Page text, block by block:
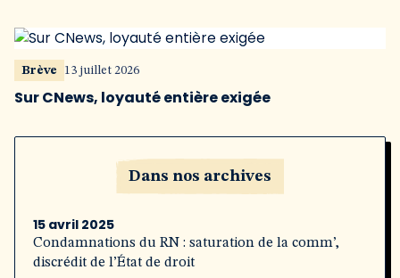
Brève 13 juillet 2026
Sur CNews, loyauté entière exigée
Dans nos archives
15 avril 2025
Condamnations du RN : saturation de la comm’,
discrédit de l’État de droit